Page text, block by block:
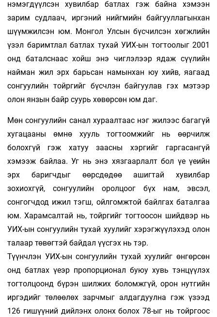
нэмэгдүүлсэн хувилбар батлах гэж байна хэмээн
зарим судлаач, иргэний нийгмийн байгууллагынхан
шүүмжилсэн юм. Монгол Улсын бүсчилсэн хөгжлийн
үзэл баримтлал батлах тухай УИХ-ын тогтоолыг 2001
онд баталснаас хойш энэ чиглэлээр ядаж сүүлийн
найман жил эрх барьсан намынхан юу хийв, яагаад
сонгуулийн тойргийг бүсчлэн байгуулав гэх мэтээр
олон янзын байр суурь хөвөрсөн юм даг.
Мөн сонгуулийн санал хураалтаас нэг жилээс багагүй
хугацааны өмнө хууль тогтоомжийг нь өөрчилж
болохгүй гэж хатуу заасны хэргийг гаргасангүй
хэмээж байлаа. Уг нь энэ хязгаарлалт бол үе үеийн
эрх баригчдыг өөрсдөдөө ашигтай хувилбар
зохиохгүй, сонгуулийн оролцоог бүх нам, эвсэл,
сонгогчдод ижил тэгш, ойлгомжтой байлгах баталгаа
юм. Харамсалтай нь, тойргийг тогтоосон шийдвэр нь
УИХ-ын сонгуулийн тухай хуулийг хэрэгжүүлэхэд олон
талаар төвөгтэй байдал үүсгэх нь тэр.
Түүнчлэн УИХ-ын сонгуулийн тухай хуулийг өнгөрсөн
онд батлах үеэр пропорционал буюу хувь тэнцүүлэх
тогтолцоонд бүрэн шилжих боломжгүй, орон нутгийн
иргэдийг төлөөлөх зарчмыг алдагдуулна гэж үзээд
126 гишүүний дийлэнх олонх болох 78-ыг нь тойргоос